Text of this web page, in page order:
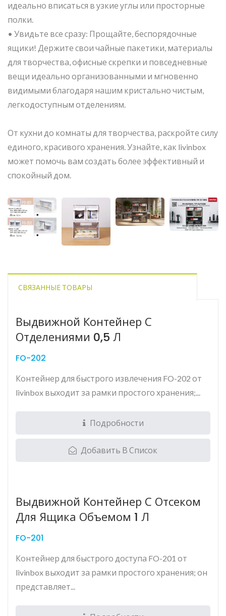
идеально вписаться в узкие углы или просторные
полки.
• Увидьте все сразу: Прощайте, беспорядочные
ящики! Держите свои чайные пакетики, материалы
для творчества, офисные скрепки и повседневные
вещи идеально организованными и мгновенно
видимыми благодаря нашим кристально чистым,
легкодоступным отделениям.
От кухни до комнаты для творчества, раскройте силу
единого, красивого хранения. Узнайте, как livinbox
может помочь вам создать более эффективный и
спокойный дом.
СВЯЗАННЫЕ ТОВАРЫ
Выдвижной Контейнер С
Отделениями 0,5 Л
FO-202
Контейнер для быстрого извлечения FO-202 от
livinbox выходит за рамки простого хранения;...
Подробности
Добавить В Список
Выдвижной Контейнер С Отсеком
Для Ящика Объемом 1 Л
FO-201
Контейнер для быстрого доступа FO-201 от
livinbox выходит за рамки простого хранения; он
представляет...